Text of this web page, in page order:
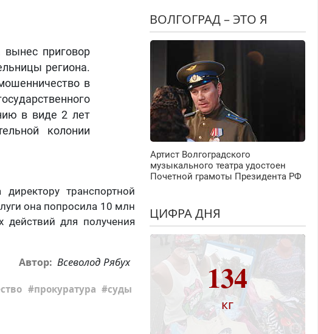
вынес приговор
региона.
в
в виде 2 лет
колонии
транспортной
она попросила 10 млн
действий для получения
Автор: Всеволод Рябух
прокуратура суды
ВОЛГОГРАД – ЭТО Я
Артист Волгоградского
музыкального театра удостоен
Почетной грамоты Президента РФ
ЦИФРА ДНЯ
134
кг